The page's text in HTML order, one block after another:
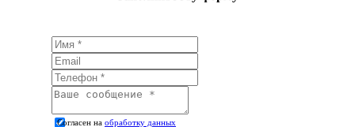
Согласен на обработку данных